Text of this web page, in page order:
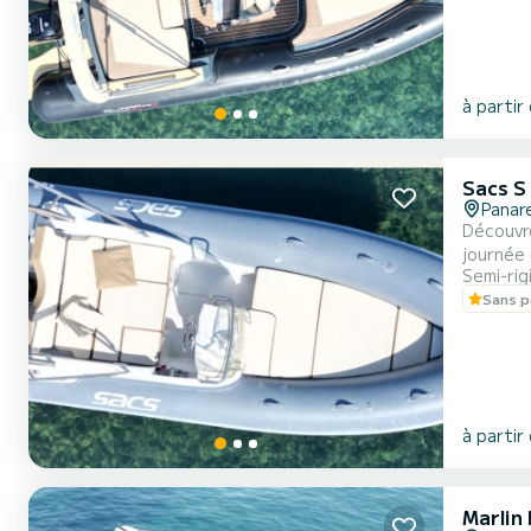
à partir
Sacs
journée en mer en toute
être piloté sans permis bateau.
Semi-
Sans
à partir
Marlin